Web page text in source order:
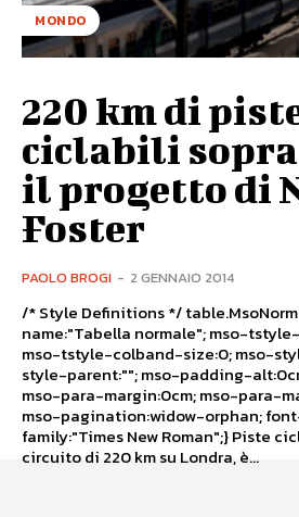
MONDO
220 km di
ciclabili
il progetto di
Foster
PAOLO BROGI - 2 GENNAIO 2014
/* Style Definitions */ table.MsoNormalTable {mso-style-
name:"Tabella normale"; mso-tstyle-rowband-size:0;
mso-tstyle-colband-size:0; mso-style-noshow:yes; mso-
style-parent:""; mso-padding-alt:0cm 5.4pt 0cm 5.4pt;
mso-para-margin:0cm; mso-para-margin-bottom:.0001pt;
mso-pagination:widow-orphan; font-size:10.0pt; font-
family:"Times New Roman";} Piste ciclabili sopraelevate, un
circuito di 220 km su Londra, è...